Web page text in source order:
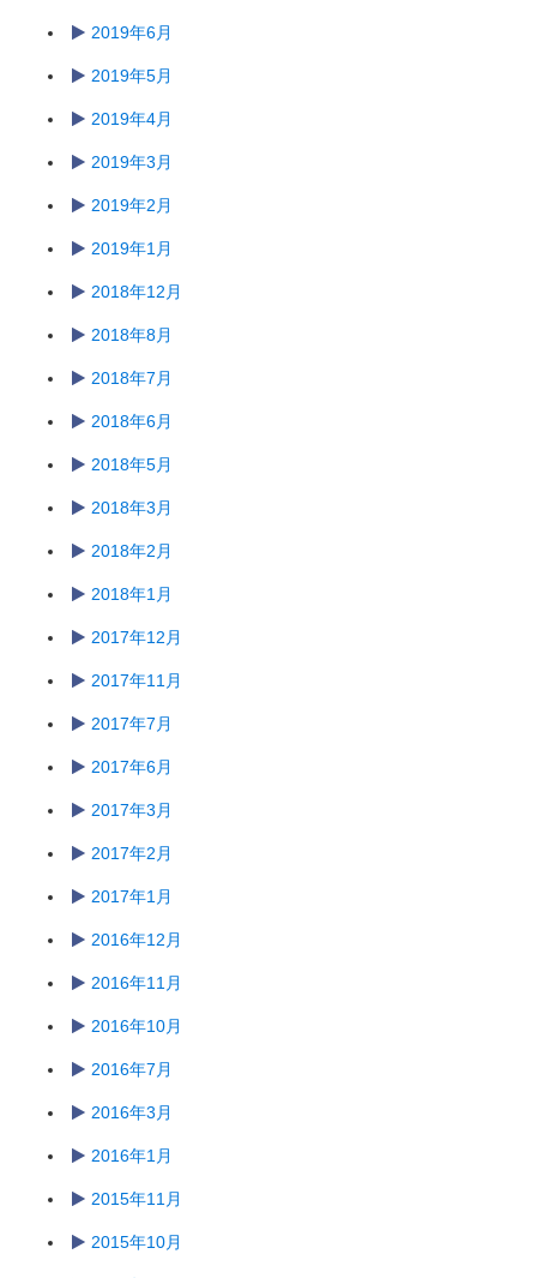
2019年6月
2019年5月
2019年4月
2019年3月
2019年2月
2019年1月
2018年12月
2018年8月
2018年7月
2018年6月
2018年5月
2018年3月
2018年2月
2018年1月
2017年12月
2017年11月
2017年7月
2017年6月
2017年3月
2017年2月
2017年1月
2016年12月
2016年11月
2016年10月
2016年7月
2016年3月
2016年1月
2015年11月
2015年10月